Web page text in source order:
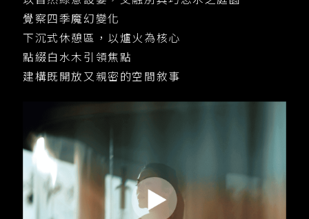
覺察四季魔幻變化
下沉式休憩區，以爐火為核心
點綴白水木引領焦點
建構既開放又親密的空間敘事